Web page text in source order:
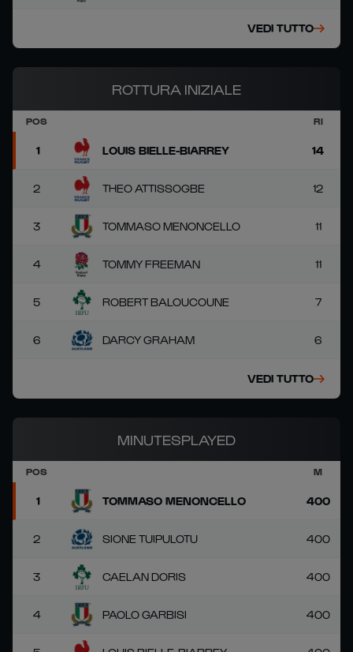
VEDI TUTTO
ROTTURA INIZIALE
POS RI
1 LOUIS BIELLE-BIARREY 14
2 THEO ATTISSOGBE 12
3 TOMMASO MENONCELLO 11
4 TOMMY FREEMAN 11
5 ROBERT BALOUCOUNE 7
6 DARCY GRAHAM 6
VEDI TUTTO
MINUTESPLAYED
POS M
1 TOMMASO MENONCELLO 400
2 SIONE TUIPULOTU 400
3 CAELAN DORIS 400
4 PAOLO GARBISI 400